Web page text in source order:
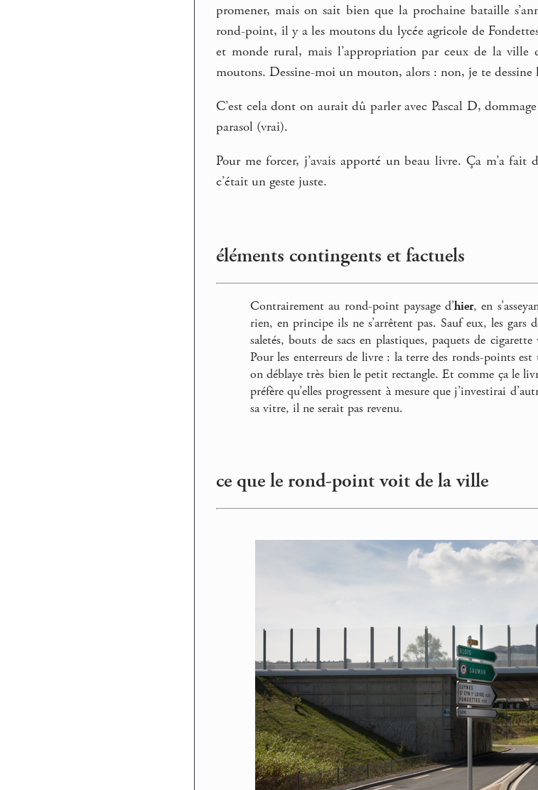
promener, mais on sait bien que la prochaine bataille
rond-point, il y a les moutons du lycée agricole de
et monde rural, mais l’appropriation par ceux de la ville
moutons. Dessine-moi un mouton, alors : non, je te
C’est cela dont on aurait dû parler avec Pascal D,
parasol (vrai).
Pour me forcer, j’avais apporté un beau livre. Ça m’a fait
c’était un geste juste.
éléments contingents et factuels
Contrairement au rond-point paysage d’hier, en
rien, en principe ils ne s’arrêtent pas. Sauf eux, les gars
saletés, bouts de sacs en plastiques, paquets de
Pour les enterreurs de livre : la terre des ronds-points
on déblaye très bien le petit rectangle. Et comme ça le
préfère qu’elles progressent à mesure que j’investirai
sa vitre, il ne serait pas revenu.
ce que le rond-point voit de la ville